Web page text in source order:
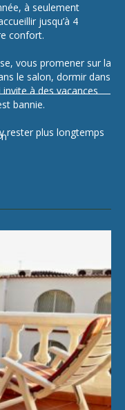
à seulement
jusqu’à 4
confort.
vous promener sur la
le salon, dormir dans
à des vacances
bannie.
rester plus longtemps